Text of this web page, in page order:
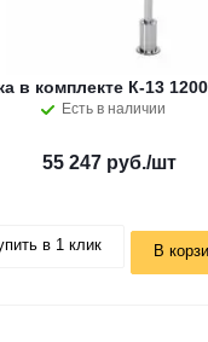
в комплекте К-13
Есть в наличии
55 247 руб./шт
в 1 клик В